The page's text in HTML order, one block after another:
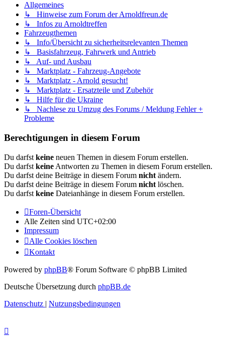
Allgemeines
↳ Hinweise zum Forum der Arnoldfreun.de
↳ Infos zu Arnoldtreffen
Fahrzeugthemen
↳ Info/Übersicht zu sicherheitsrelevanten Themen
↳ Basisfahrzeug, Fahrwerk und Antrieb
↳ Auf- und Ausbau
↳ Marktplatz - Fahrzeug-Angebote
↳ Marktplatz - Arnold gesucht!
↳ Marktplatz - Ersatzteile und Zubehör
↳ Hilfe für die Ukraine
↳ Nachlese zu Umzug des Forums / Meldung Fehler +
Probleme
Berechtigungen in diesem Forum
Du darfst keine neuen Themen in diesem Forum erstellen.
Du darfst keine Antworten zu Themen in diesem Forum erstellen.
Du darfst deine Beiträge in diesem Forum nicht ändern.
Du darfst deine Beiträge in diesem Forum nicht löschen.
Du darfst keine Dateianhänge in diesem Forum erstellen.
Foren-Übersicht
Alle Zeiten sind UTC+02:00
Impressum
Alle Cookies löschen
Kontakt
Powered by phpBB® Forum Software © phpBB Limited
Deutsche Übersetzung durch phpBB.de
Datenschutz | Nutzungsbedingungen